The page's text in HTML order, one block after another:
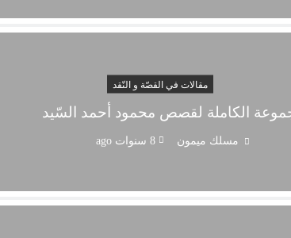
مقالات في القصّة و النّقد
الكاملة لقصص محمود أحمد السّيد
مسلك ميمون 8 سنوات ago